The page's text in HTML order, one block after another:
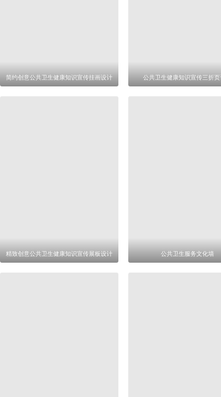
简约创意公共卫生健康知识宣传挂画设计 公共卫生健康知识宣传三折
精致创意公共卫生健康知识宣传展板设计 公共卫生服务文化墙